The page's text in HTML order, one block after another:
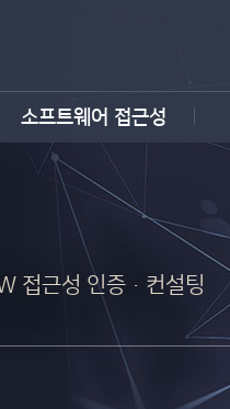
소프트웨어 접근성
접근성 인증·컨설팅